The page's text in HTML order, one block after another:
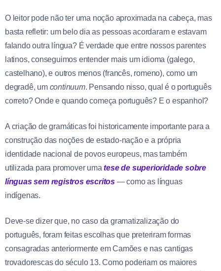
O leitor pode não ter uma noção aproximada na cabeça, mas
basta refletir: um belo dia as pessoas acordaram e estavam
falando outra língua? É verdade que entre nossos parentes
latinos, conseguimos entender mais um idioma (galego,
castelhano), e outros menos (francês, romeno), como um
degradê, um continuum. Pensando nisso, qual é o português
correto? Onde e quando começa português? E o espanhol?
A criação de gramáticas foi historicamente importante para a
construção das noções de estado-nação e a própria
identidade nacional de povos europeus, mas também
utilizada para promover umatese de superioridade sobre
línguas sem registros escritos — como as línguas
indígenas.
Deve-se dizer que, no caso da gramatizalização do
português, foram feitas escolhas que preteriram formas
consagradas anteriormente em Camões e nas cantigas
trovadorescas do século 13. Como poderiam os maiores